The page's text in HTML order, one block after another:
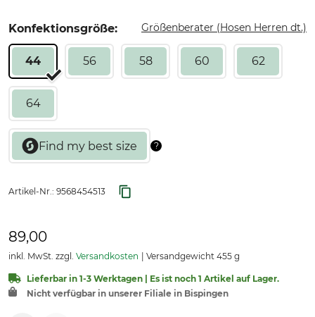
Konfektionsgröße: Größenberater (Hosen Herren dt.)
44 56 58 60 62
64
Artikel-Nr.: 9568454513
89,00
inkl. MwSt. zzgl. Versandkosten Versandgewicht 455 g
Lieferbar in 1-3 Werktagen | Es ist noch 1 Artikel auf Lager.
Nicht verfügbar in unserer Filiale in Bispingen